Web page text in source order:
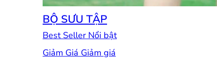
BỘ SƯU TẬP
Best Seller
Giảm Giá